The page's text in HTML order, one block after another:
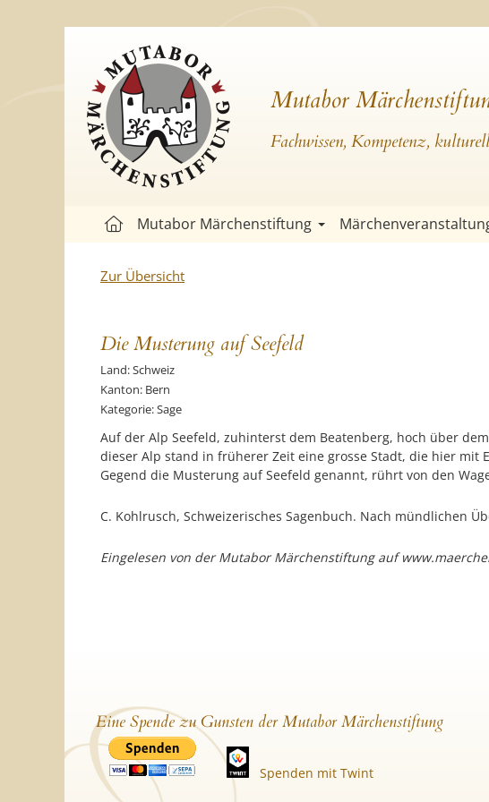
Mutabor
Fachwissen, Kompetenz,
Mutabor Märchenstiftung
Zur Übersicht
Die Musterung auf Seefeld
Land: Schweiz
Kanton: Bern
Kategorie: Sage
Auf der Alp Seefeld, zuhinterst dem Beatenberg, hoch über
dieser Alp stand in früherer Zeit eine grosse Stadt, die hier mit
Gegend die Musterung auf Seefeld genannt, rührt von den
C. Kohlrusch, Schweizerisches Sagenbuch. Nach mündlichen
Eingelesen von der Mutabor Märchenstiftung auf
Eine Spende zu Gunsten der Mutabor Märchenstiftung
Spenden mit Twint